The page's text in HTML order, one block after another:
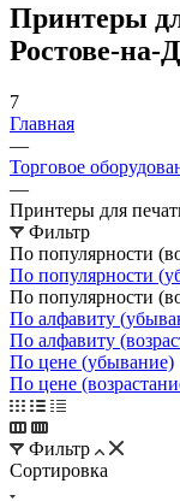
Принтеры
Ростове-на-
7
Главная
—
Торговое
—
Принтеры для
Фильтр
По популярности
По популярности
По популярности
По алфавиту
По алфавиту
По цене (убывание)
По цене
Фильтр
Сортировка